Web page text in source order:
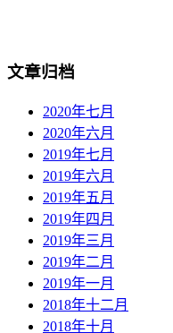
文章归档
2020年七月
2020年六月
2019年七月
2019年六月
2019年五月
2019年四月
2019年三月
2019年二月
2019年一月
2018年十二月
2018年十月